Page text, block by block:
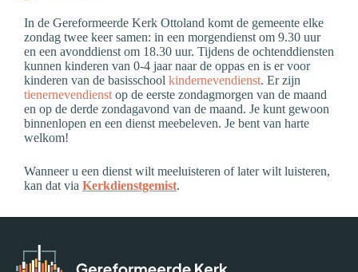
In de Gereformeerde Kerk Ottoland komt de gemeente elke
zondag twee keer samen: in een morgendienst om 9.30 uur
en een avonddienst om 18.30 uur. Tijdens de ochtenddiensten
kunnen kinderen van 0-4 jaar naar de oppas en is er voor
kinderen van de basisschool kindernevendienst. Er zijn
tienernevendienst op de eerste zondagmorgen van de maand
en op de derde zondagavond van de maand. Je kunt gewoon
binnenlopen en een dienst meebeleven. Je bent van harte
welkom!
Wanneer u een dienst wilt meeluisteren of later wilt luisteren,
kan dat via Kerkdienstgemist.